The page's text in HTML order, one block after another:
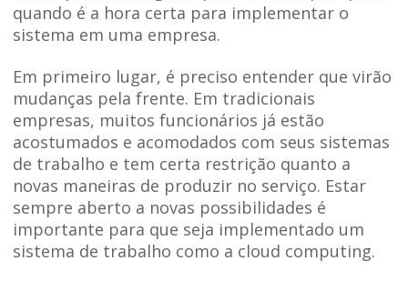
quando é a hora certa para implementar o
sistema em uma empresa.
Em primeiro lugar, é preciso entender que virão
mudanças pela frente. Em tradicionais
empresas, muitos funcionários já estão
acostumados e acomodados com seus sistemas
de trabalho e tem certa restrição quanto a
novas maneiras de produzir no serviço. Estar
sempre aberto a novas possibilidades é
importante para que seja implementado um
sistema de trabalho como a cloud computing.